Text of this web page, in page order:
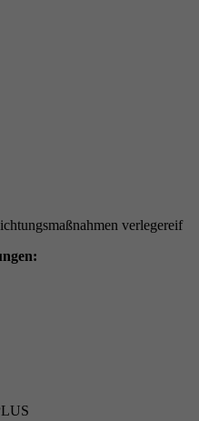
verlegereif